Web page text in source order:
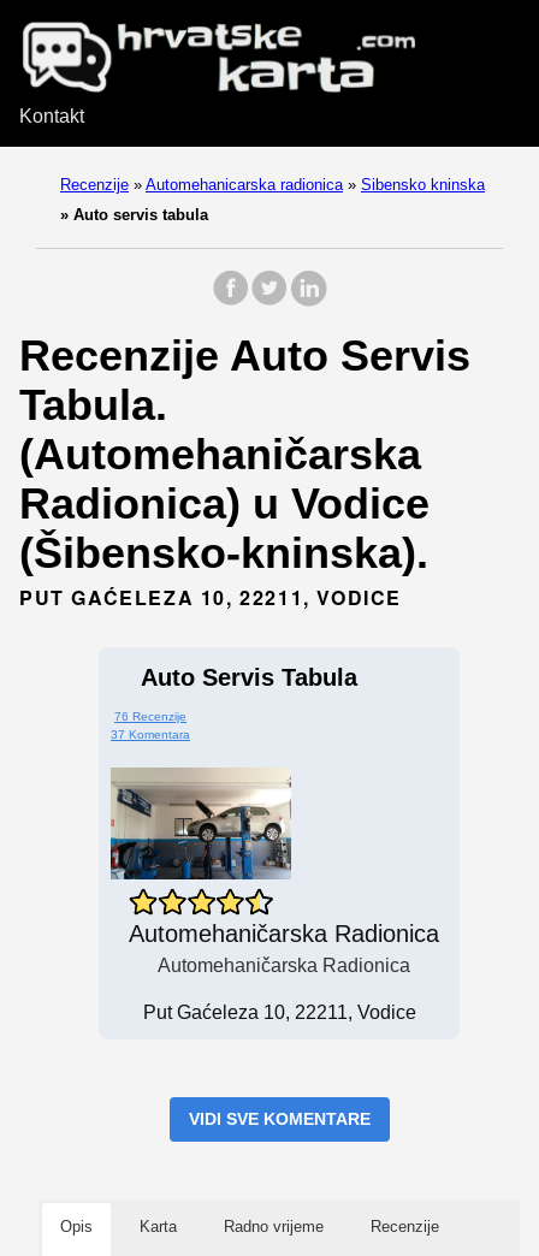
Kontakt
Recenzije » Automehanicarska radionica » Sibensko kninska
» Auto servis tabula
Recenzije Auto Servis
Tabula.
(Automehaničarska
Radionica) u Vodice
(Šibensko-kninska).
PUT GAĆELEZA 10, 22211, VODICE
Auto Servis Tabula
76 Recenzije
37 Komentara
Automehaničarska Radionica
Automehaničarska Radionica
Put Gaćeleza 10, 22211, Vodice
VIDI SVE KOMENTARE
Opis Karta Radno vrijeme Recenzije